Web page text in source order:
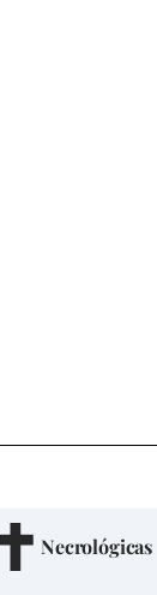
Necrológicas